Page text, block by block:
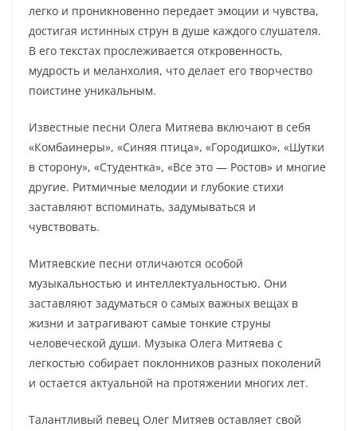
легко и проникновенно передает эмоции и чувства,
достигая истинных струн в душе каждого слушателя.
В его текстах прослеживается откровенность,
мудрость и меланхолия, что делает его творчество
поистине уникальным.
Известные песни Олега Митяева включают в себя
«Комбаинеры», «Синяя птица», «Городишко», «Шутки
в сторону», «Студентка», «Все это — Ростов» и многие
другие. Ритмичные мелодии и глубокие стихи
заставляют вспоминать, задумываться и
чувствовать.
Митяевские песни отличаются особой
музыкальностью и интеллектуальностью. Они
заставляют задуматься о самых важных вещах в
жизни и затрагивают самые тонкие струны
человеческой души. Музыка Олега Митяева с
легкостью собирает поклонников разных поколений
и остается актуальной на протяжении многих лет.
Талантливый певец Олег Митяев оставляет свой